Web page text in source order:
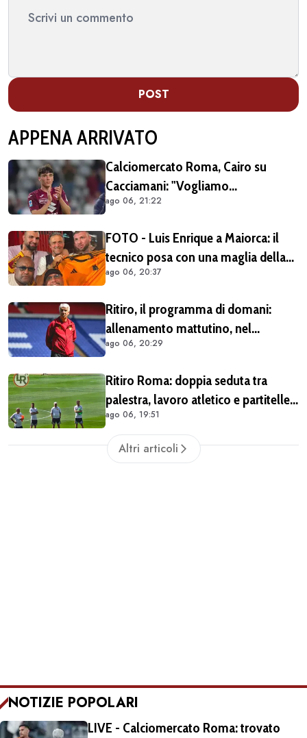
POST
APPENA ARRIVATO
Calciomercato Roma, Cairo su
Cacciamani: "Vogliamo
assolutamente tenerlo"
ago 06, 21:22
FOTO - Luis Enrique a Maiorca: il
tecnico posa con una maglia della
Roma insieme ai tifosi giallorossi
ago 06, 20:37
Ritiro, il programma di domani:
allenamento mattutino, nel
pomeriggio il trasferimento a
ago 06, 20:29
Ritiro Roma: doppia seduta tra
palestra, lavoro atletico e partitelle.
Malen in gruppo
ago 06, 19:51
Altri articoli
NOTIZIE POPOLARI
LIVE - Calciomercato Roma: trovato